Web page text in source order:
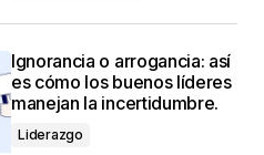
Ignorancia o arrogancia: así
es cómo los buenos líderes
manejan la incertidumbre.
Liderazgo